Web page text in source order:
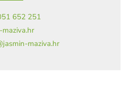
652 251
maziva.hr